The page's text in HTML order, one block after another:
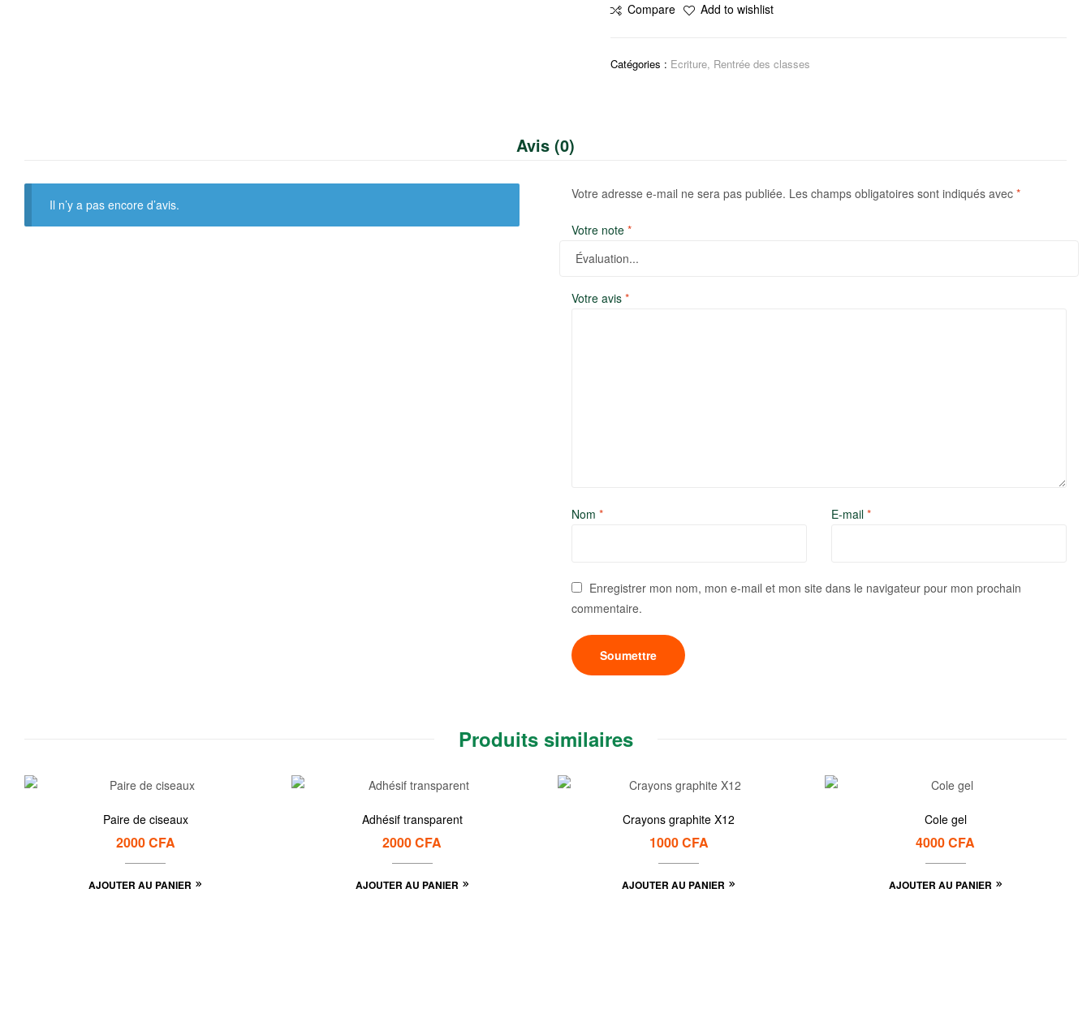
à
Compare Add to wishlist
Catégories : Ecriture, Rentrée des classes
Avis (0)
Il n’y a pas encore d’avis.
Votre adresse e-mail ne sera pas publiée. Les champs obligatoires sont indiqués avec *
Votre note *
Votre avis *
Nom * E-mail *
Enregistrer mon nom, mon e-mail et mon site dans le navigateur pour mon prochain
commentaire.
Produits similaires
Paire de ciseaux
2000CFA
AJOUTER AU PANIER
Adhésif transparent
2000CFA
AJOUTER AU PANIER
Crayons graphite X12
1000CFA
AJOUTER AU PANIER
Cole gel
4000CFA
AJOUTER AU PANIER